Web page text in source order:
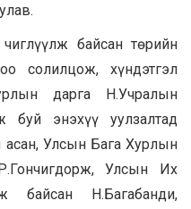
байсан төрийн
солилцож, хүндэтгэл
дарга Н.Учралын
буй энэхүү уулзалтад
Улсын Бага Хурлын
Улсын Их
байсан Н.Багабанди,